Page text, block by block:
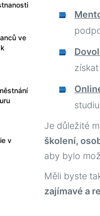
Je důležité
školení,
aby bylo
Měli byste
zajímavé a
ve
v